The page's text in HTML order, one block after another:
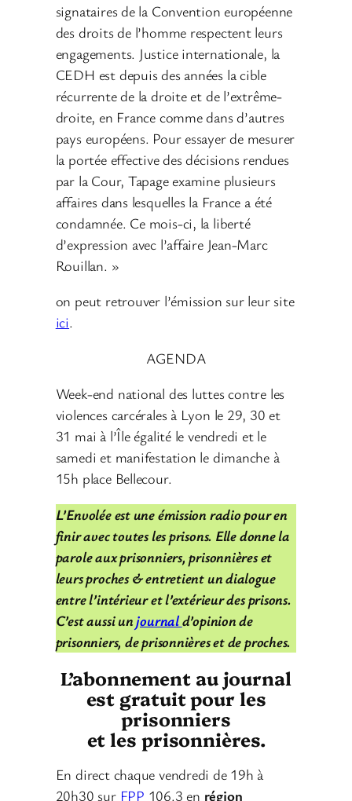
signataires de la Convention européenne
des droits de l’homme respectent leurs
engagements. Justice internationale, la
CEDH est depuis des années la cible
récurrente de la droite et de l’extrême-
droite, en France comme dans d’autres
pays européens. Pour essayer de mesurer
la portée effective des décisions rendues
par la Cour, Tapage examine plusieurs
affaires dans lesquelles la France a été
condamnée. Ce mois-ci, la liberté
d’expression avec l’affaire Jean-Marc
Rouillan. »
on peut retrouver l’émission sur leur site
ici.
AGENDA
Week-end national des luttes contre les
violences carcérales à Lyon le 29, 30 et
31 mai à l’Île égalité le vendredi et le
samedi et manifestation le dimanche à
15h place Bellecour.
L’Envolée est une émission radio pour en
finir avec toutes les prisons. Elle donne la
parole aux prisonniers, prisonnières et
leurs proches & entretient un dialogue
entre l’intérieur et l’extérieur des prisons.
C’est aussi unjournald’opinion de
prisonniers, de prisonnières et de proches.
L’abonnement au journal
est gratuit pour les
prisonniers
et les prisonnières.
En direct chaque vendredi de 19h à
20h30 sur FPP 106.3 en région